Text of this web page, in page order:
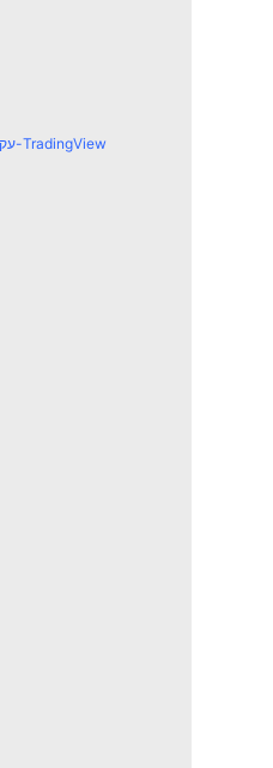
עקוב אחר כל השווקים ב-TradingView